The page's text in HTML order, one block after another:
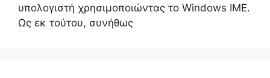
υπολογιστή χρησιμοποιώντας το Windows IME.
Ως εκ τούτου, συνήθως